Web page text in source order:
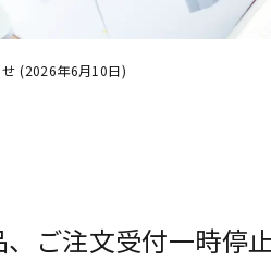
(2026年6月10日)
ご注文受付一時停